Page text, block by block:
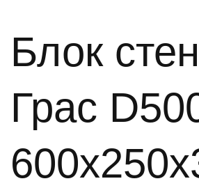
Блок
Грас